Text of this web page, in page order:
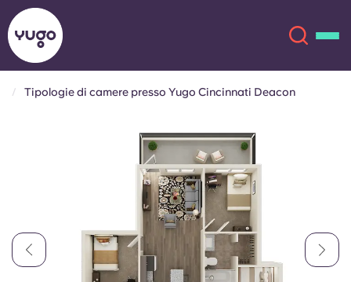
English (US)
Chinese Español
Català Deutsch
Tipologie di camere presso Yugo Cincinnati Deacon